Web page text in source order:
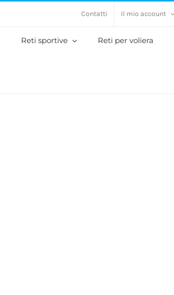
Contatti Il mio account
Reti sportive Reti per voliera